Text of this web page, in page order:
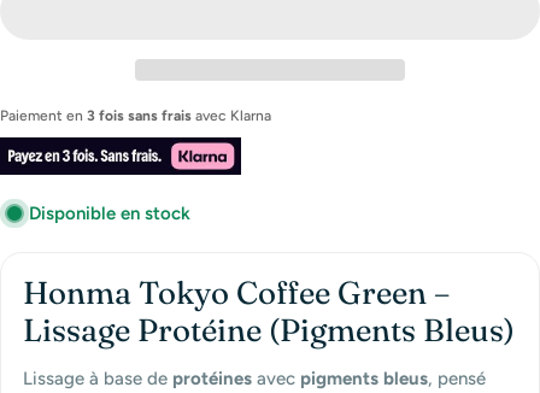
Paiement en 3 fois sans frais avec Klarna
Disponible en stock
Honma Tokyo Coffee Green –
Lissage Protéine (Pigments Bleus)
Lissage à base de protéines avec pigments bleus, pensé